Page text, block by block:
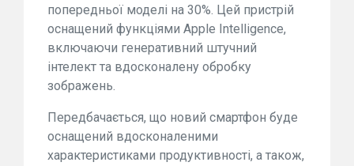
попередньої моделі на 30%. Цей пристрій
оснащений функціями Apple Intelligence,
включаючи генеративний штучний
інтелект та вдосконалену обробку
зображень.
Передбачається, що новий смартфон буде
оснащений вдосконаленими
характеристиками продуктивності, а також,